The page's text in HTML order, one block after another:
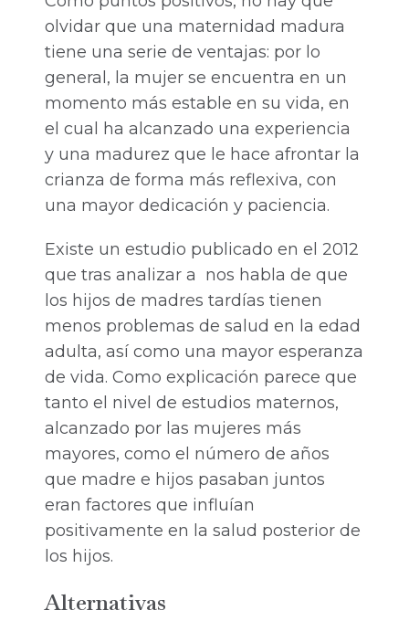
olvidar que una maternidad madura
tiene una serie de ventajas: por lo
general, la mujer se encuentra en un
momento más estable en su vida, en
el cual ha alcanzado una experiencia
y una madurez que le hace afrontar la
crianza de forma más reflexiva, con
una mayor dedicación y paciencia.
Existe un estudio publicado en el 2012
que tras analizar a nos habla de que
los hijos de madres tardías tienen
menos problemas de salud en la edad
adulta, así como una mayor esperanza
de vida. Como explicación parece que
tanto el nivel de estudios maternos,
alcanzado por las mujeres más
mayores, como el número de años
que madre e hijos pasaban juntos
eran factores que influían
positivamente en la salud posterior de
los hijos.
Alternativas